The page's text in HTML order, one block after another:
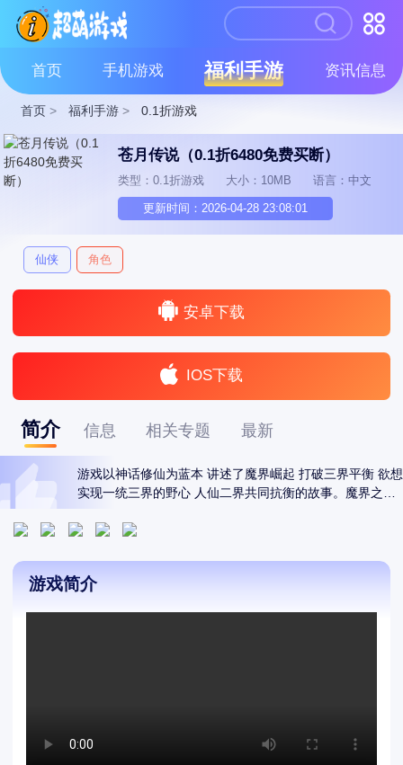
首页 手机游戏 福利手游 资讯信息
首页 > 福利手游 > 0.1折游戏
苍月传说（0.1折6480免费买断）
类型：0.1折游戏 大小：10MB 语言：中文
更新时间：2026-04-28 23:08:01
仙侠 角色
安卓下载
IOS下载
简介 信息 相关专题 最新
游戏以神话修仙为蓝本 讲述了魔界崛起 打破三界平衡 欲想
实现一统三界的野心 人仙二界共同抗衡的故事。魔界之王
仙力 需要在人界中寻找合适之人修仙飞升为新一代仙族 才
游戏简介